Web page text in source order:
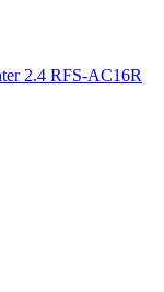
2.4 RFS-AC16R